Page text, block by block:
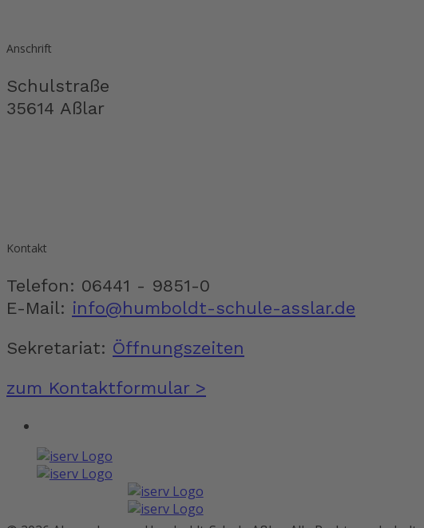
Anschrift
Schulstraße
35614 Aßlar
Kontakt
Telefon: 06441 - 9851-0
E-Mail: info@humboldt-schule-asslar.de
Sekretariat: Öffnungszeiten
zum Kontaktformular >